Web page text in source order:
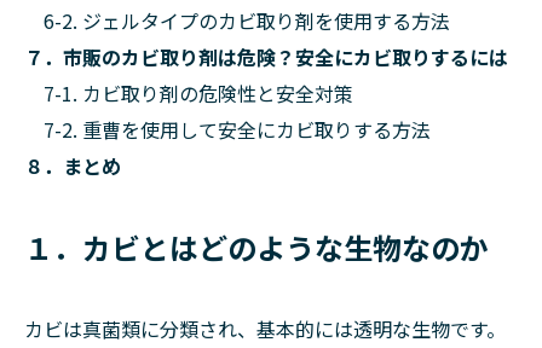
6-2. ジェルタイプのカビ取り剤を使用する方法
７．市販のカビ取り剤は危険？安全にカビ取りするには
7-1. カビ取り剤の危険性と安全対策
7-2. 重曹を使用して安全にカビ取りする方法
８．まとめ
１．カビとはどのような生物なのか
カビは真菌類に分類され、基本的には透明な生物です。